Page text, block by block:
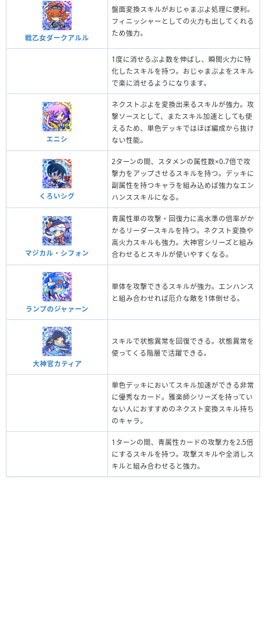
戦乙女ダークアルル
盤面変換スキルがおじゃまぷよ処理に便利。
フィニッシャーとしての火力も出してくれる
ため強力。
1度に消せるぷよ数を伸ばし、瞬間火力に特
化したスキルを持つ。おじゃまぷよをスキル
で楽に消せるようになります。
エニシ
ネクストぷよを変換出来るスキルが強力。攻
撃ソースとして、またスキル加速としても使
えるため、単色デッキではほぼ編成から抜け
ない性能。
くろいシグ
2ターンの間、スタメンの属性数×0.7倍で攻
撃力をアップさせるスキルを持つ。デッキに
副属性を持つキャラを組み込めば強力なエン
ハンススキルになる。
マジカル・シフォン
青属性単の攻撃・回復力に高水準の倍率がか
かるリーダースキルを持つ。ネクスト変換や
高火力スキルも強力。大神官シリーズと組み
合わせるとスキルが使いやすくなる。
ランプのジャァーン
単体を攻撃できるスキルが強力。エンハンス
と組み合わせれば厄介な敵を1体倒せる。
大神官カティア
スキルで状態異常を回復できる。状態異常を
使ってくる階層で活躍できる。
単色デッキにおいてスキル加速ができる非常
に優秀なカード。雅楽師シリーズを持ってい
ない人におすすめのネクスト変換スキル持ち
のキャラ。
1ターンの間、青属性カードの攻撃力を2.5倍
にするスキルを持つ。攻撃スキルや全消しス
キルと組み合わせると強力。